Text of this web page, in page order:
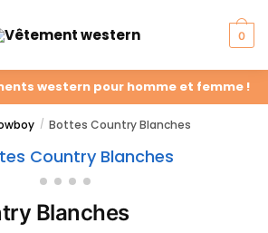
0
western pour homme et femme !
/ Bottes Country Blanches
Blanches